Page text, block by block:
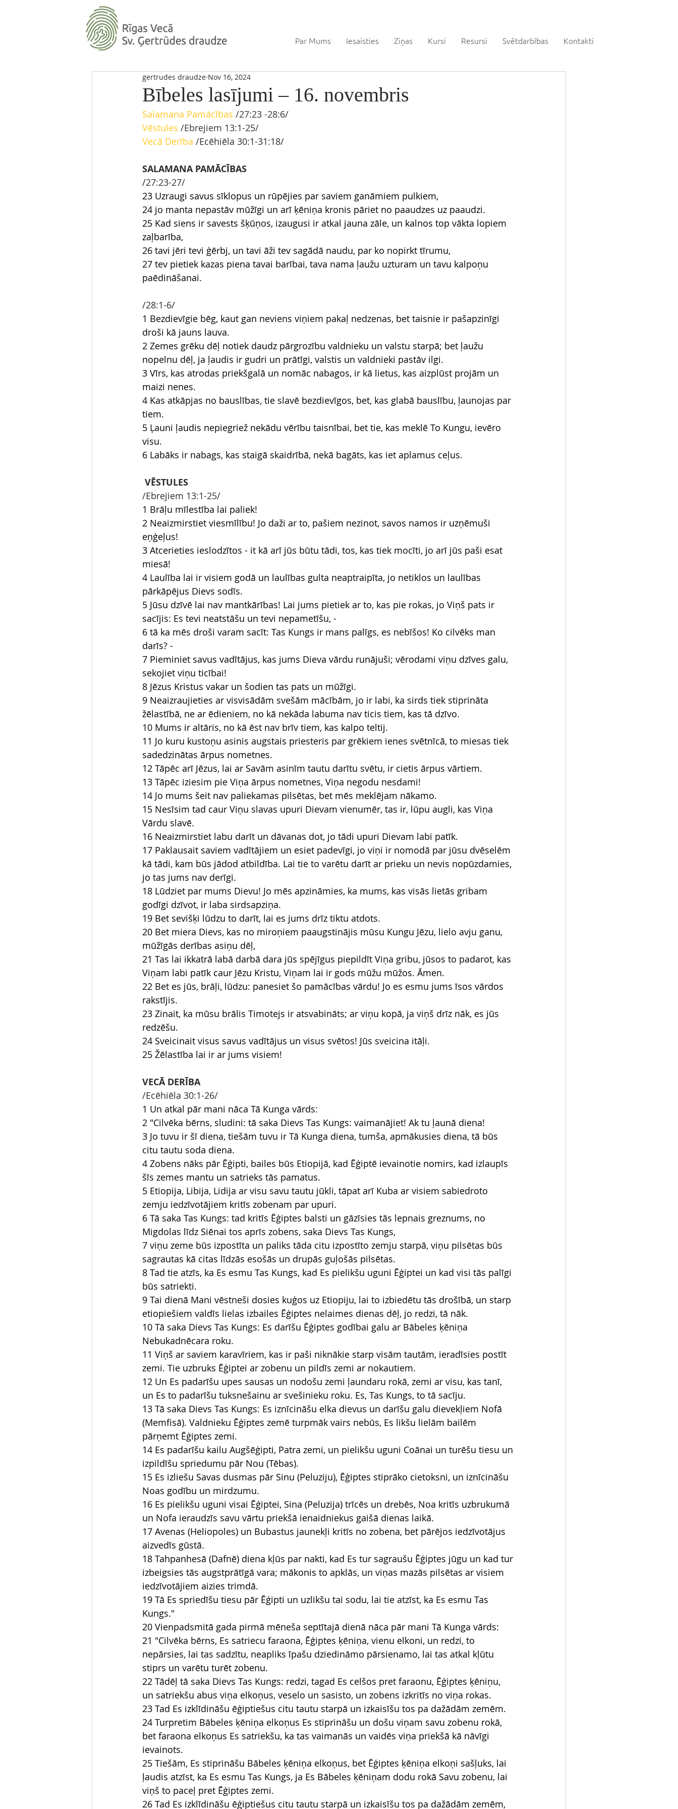
Par Mums Iesaisties Ziņas Kursi Resursi Svētdarbības Kontakti
Bībeles lasījumi – 16. novembris
gertrudes draudze Nov 16, 2024
Salamana Pamācības /27:23 -28:6/
Vēstules /Ebrejiem 13:1-25/
Vecā Derība /Ecēhiēla 30:1-31:18/
SALAMANA PAMĀCĪBAS
/27:23-27/
23 Uzraugi savus sīklopus un rūpējies par saviem ganāmiem pulkiem,
24 jo manta nepastāv mūžīgi un arī ķēniņa kronis pāriet no paaudzes uz paaudzi.
25 Kad siens ir savests šķūņos, izaugusi ir atkal jauna zāle, un kalnos top vākta lopiem
zaļbarība,
26 tavi jēri tevi ģērbj, un tavi āži tev sagādā naudu, par ko nopirkt tīrumu,
27 tev pietiek kazas piena tavai barībai, tava nama ļaužu uzturam un tavu kalpoņu
paēdināšanai.
/28:1-6/
1 Bezdievīgie bēg, kaut gan neviens viņiem pakaļ nedzenas, bet taisnie ir pašapzinīgi
droši kā jauns lauva.
2 Zemes grēku dēļ notiek daudz pārgrozību valdnieku un valstu starpā; bet ļaužu
nopelnu dēļ, ja ļaudis ir gudri un prātīgi, valstis un valdnieki pastāv ilgi.
3 Vīrs, kas atrodas priekšgalā un nomāc nabagos, ir kā lietus, kas aizplūst projām un
maizi nenes.
4 Kas atkāpjas no bauslības, tie slavē bezdievīgos, bet, kas glabā bauslību, ļaunojas par
tiem.
5 Ļauni ļaudis nepiegriež nekādu vērību taisnībai, bet tie, kas meklē To Kungu, ievēro
visu.
6 Labāks ir nabags, kas staigā skaidrībā, nekā bagāts, kas iet aplamus ceļus.
VĒSTULES
/Ebrejiem 13:1-25/
1 Brāļu mīlestība lai paliek!
2 Neaizmirstiet viesmīlību! Jo daži ar to, pašiem nezinot, savos namos ir uzņēmuši
eņģeļus!
3 Atcerieties ieslodzītos - it kā arī jūs būtu tādi, tos, kas tiek mocīti, jo arī jūs paši esat
miesā!
4 Laulība lai ir visiem godā un laulības gulta neaptraipīta, jo netiklos un laulības
pārkāpējus Dievs sodīs.
5 Jūsu dzīvē lai nav mantkārības! Lai jums pietiek ar to, kas pie rokas, jo Viņš pats ir
sacījis: Es tevi neatstāšu un tevi nepametīšu, -
6 tā ka mēs droši varam sacīt: Tas Kungs ir mans palīgs, es nebīšos! Ko cilvēks man
darīs? -
7 Pieminiet savus vadītājus, kas jums Dieva vārdu runājuši; vērodami viņu dzīves galu,
sekojiet viņu ticībai!
8 Jēzus Kristus vakar un šodien tas pats un mūžīgi.
9 Neaizraujieties ar visvisādām svešām mācībām, jo ir labi, ka sirds tiek stiprināta
žēlastībā, ne ar ēdieniem, no kā nekāda labuma nav ticis tiem, kas tā dzīvo.
10 Mums ir altāris, no kā ēst nav brīv tiem, kas kalpo teltij.
11 Jo kuru kustoņu asinis augstais priesteris par grēkiem ienes svētnīcā, to miesas tiek
sadedzinātas ārpus nometnes.
12 Tāpēc arī Jēzus, lai ar Savām asinīm tautu darītu svētu, ir cietis ārpus vārtiem.
13 Tāpēc iziesim pie Viņa ārpus nometnes, Viņa negodu nesdami!
14 Jo mums šeit nav paliekamas pilsētas, bet mēs meklējam nākamo.
15 Nesīsim tad caur Viņu slavas upuri Dievam vienumēr, tas ir, lūpu augli, kas Viņa
Vārdu slavē.
16 Neaizmirstiet labu darīt un dāvanas dot, jo tādi upuri Dievam labi patīk.
17 Paklausait saviem vadītājiem un esiet padevīgi, jo viņi ir nomodā par jūsu dvēselēm
kā tādi, kam būs jādod atbildība. Lai tie to varētu darīt ar prieku un nevis nopūzdamies,
jo tas jums nav derīgi.
18 Lūdziet par mums Dievu! Jo mēs apzināmies, ka mums, kas visās lietās gribam
godīgi dzīvot, ir laba sirdsapziņa.
19 Bet sevišķi lūdzu to darīt, lai es jums drīz tiktu atdots.
20 Bet miera Dievs, kas no miroņiem paaugstinājis mūsu Kungu Jēzu, lielo avju ganu,
mūžīgās derības asiņu dēļ,
21 Tas lai ikkatrā labā darbā dara jūs spējīgus piepildīt Viņa gribu, jūsos to padarot, kas
Viņam labi patīk caur Jēzu Kristu, Viņam lai ir gods mūžu mūžos. Āmen.
22 Bet es jūs, brāļi, lūdzu: panesiet šo pamācības vārdu! Jo es esmu jums īsos vārdos
rakstījis.
23 Zinait, ka mūsu brālis Timotejs ir atsvabināts; ar viņu kopā, ja viņš drīz nāk, es jūs
redzēšu.
24 Sveicinait visus savus vadītājus un visus svētos! Jūs sveicina itāļi.
25 Žēlastība lai ir ar jums visiem!
VECĀ DERĪBA
/Ecēhiēla 30:1-26/
1 Un atkal pār mani nāca Tā Kunga vārds:
2 "Cilvēka bērns, sludini: tā saka Dievs Tas Kungs: vaimanājiet! Ak tu ļaunā diena!
3 Jo tuvu ir šī diena, tiešām tuvu ir Tā Kunga diena, tumša, apmākusies diena, tā būs
citu tautu soda diena.
4 Zobens nāks pār Ēģipti, bailes būs Etiopijā, kad Ēģiptē ievainotie nomirs, kad izlaupīs
šīs zemes mantu un satrieks tās pamatus.
5 Etiopija, Libija, Lidija ar visu savu tautu jūkli, tāpat arī Kuba ar visiem sabiedroto
zemju iedzīvotājiem kritīs zobenam par upuri.
6 Tā saka Tas Kungs: tad kritīs Ēģiptes balsti un gāzīsies tās lepnais greznums, no
Migdolas līdz Siēnai tos aprīs zobens, saka Dievs Tas Kungs,
7 viņu zeme būs izpostīta un paliks tāda citu izpostīto zemju starpā, viņu pilsētas būs
sagrautas kā citas līdzās esošās un drupās guļošās pilsētas.
8 Tad tie atzīs, ka Es esmu Tas Kungs, kad Es pielikšu uguni Ēģiptei un kad visi tās palīgi
būs satriekti.
9 Tai dienā Mani vēstneši dosies kuģos uz Etiopiju, lai to izbiedētu tās drošībā, un starp
etiopiešiem valdīs lielas izbailes Ēģiptes nelaimes dienas dēļ, jo redzi, tā nāk.
10 Tā saka Dievs Tas Kungs: Es darīšu Ēģiptes godībai galu ar Bābeles ķēniņa
Nebukadnēcara roku.
11 Viņš ar saviem karavīriem, kas ir paši niknākie starp visām tautām, ieradīsies postīt
zemi. Tie uzbruks Ēģiptei ar zobenu un pildīs zemi ar nokautiem.
12 Un Es padarīšu upes sausas un nodošu zemi ļaundaru rokā, zemi ar visu, kas tanī,
un Es to padarīšu tuksnešainu ar svešinieku roku. Es, Tas Kungs, to tā sacīju.
13 Tā saka Dievs Tas Kungs: Es iznīcināšu elka dievus un darīšu galu dievekļiem Nofā
(Memfisā). Valdnieku Ēģiptes zemē turpmāk vairs nebūs, Es likšu lielām bailēm
pārņemt Ēģiptes zemi.
14 Es padarīšu kailu Augšēģipti, Patra zemi, un pielikšu uguni Coānai un turēšu tiesu un
izpildīšu spriedumu pār Nou (Tēbas).
15 Es izliešu Savas dusmas pār Sinu (Peluziju), Ēģiptes stiprāko cietoksni, un iznīcināšu
Noas godību un mirdzumu.
16 Es pielikšu uguni visai Ēģiptei, Sina (Peluzija) trīcēs un drebēs, Noa kritīs uzbrukumā
un Nofa ieraudzīs savu vārtu priekšā ienaidniekus gaišā dienas laikā.
17 Avenas (Heliopoles) un Bubastus jaunekļi kritīs no zobena, bet pārējos iedzīvotājus
aizvedīs gūstā.
18 Tahpanhesā (Dafnē) diena kļūs par nakti, kad Es tur sagraušu Ēģiptes jūgu un kad tur
izbeigsies tās augstprātīgā vara; mākonis to apklās, un viņas mazās pilsētas ar visiem
iedzīvotājiem aizies trimdā.
19 Tā Es spriedīšu tiesu pār Ēģipti un uzlikšu tai sodu, lai tie atzīst, ka Es esmu Tas
Kungs."
20 Vienpadsmitā gada pirmā mēneša septītajā dienā nāca pār mani Tā Kunga vārds:
21 "Cilvēka bērns, Es satriecu faraona, Ēģiptes ķēniņa, vienu elkoni, un redzi, to
nepārsies, lai tas sadzītu, neapliks īpašu dziedināmo pārsienamo, lai tas atkal kļūtu
stiprs un varētu turēt zobenu.
22 Tādēļ tā saka Dievs Tas Kungs: redzi, tagad Es celšos pret faraonu, Ēģiptes ķēniņu,
un satriekšu abus viņa elkoņus, veselo un sasisto, un zobens izkritīs no viņa rokas.
23 Tad Es izklīdināšu ēģiptiešus citu tautu starpā un izkaisīšu tos pa dažādām zemēm.
24 Turpretim Bābeles ķēniņa elkoņus Es stiprināšu un došu viņam savu zobenu rokā,
bet faraona elkoņus Es satriekšu, ka tas vaimanās un vaidēs viņa priekšā kā nāvīgi
ievainots.
25 Tiešām, Es stiprināšu Bābeles ķēniņa elkoņus, bet Ēģiptes ķēniņa elkoņi sašļuks, lai
ļaudis atzīst, ka Es esmu Tas Kungs, ja Es Bābeles ķēniņam dodu rokā Savu zobenu, lai
viņš to paceļ pret Ēģiptes zemi.
26 Tad Es izklīdināšu ēģiptiešus citu tautu starpā un izkaisīšu tos pa dažādām zemēm,